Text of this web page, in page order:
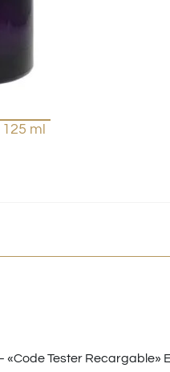
ml
«Code Tester Recargable»